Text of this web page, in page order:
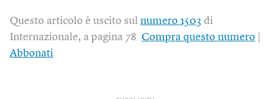
Questo articolo è uscito sul numero 1503 di
Internazionale, a pagina 78. Compra questo numero
Abbonati